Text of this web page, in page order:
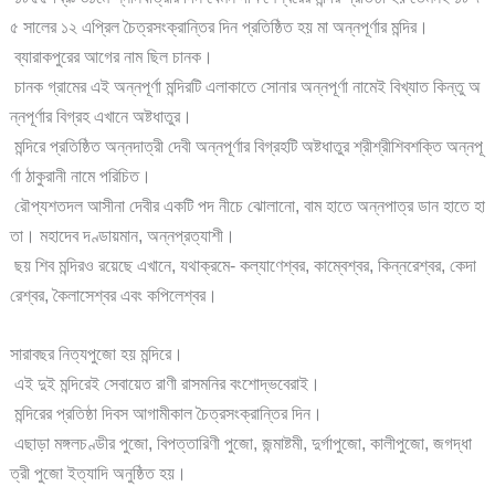
৫ সালের ১২ এপ্রিল চৈত্রসংক্রান্তির দিন প্রতিষ্ঠিত হয় মা অন্নপূর্ণার মন্দির।
ব্যারাকপুরের আগের নাম ছিল চানক।
চানক গ্রামের এই অন্নপূর্ণা মন্দিরটি এলাকাতে সোনার অন্নপূর্ণা নামেই বিখ্যাত কিন্তু অ
ন্নপূর্ণার বিগ্রহ এখানে অষ্টধাতুর।
মন্দিরে প্রতিষ্ঠিত অন্নদাত্রী দেবী অন্নপূর্ণার বিগ্রহটি অষ্টধাতুর শ্রীশ্রীশিবশক্তি অন্নপূ
র্ণা ঠাকুরানী নামে পরিচিত।
রৌপ্যশতদল আসীনা দেবীর একটি পদ নীচে ঝোলানো, বাম হাতে অন্নপাত্র ডান হাতে হা
তা। মহাদেব দণ্ডায়মান, অন্নপ্রত্যাশী।
ছয় শিব মন্দিরও রয়েছে এখানে, যথাক্রমে- কল্যাণেশ্বর, কাম্বেশ্বর, কিন্নরেশ্বর, কেদা
রেশ্বর, কৈলাসেশ্বর এবং কপিলেশ্বর।
সারাবছর নিত্যপুজো হয় মন্দিরে।
এই দুই মন্দিরেই সেবায়েত রাণী রাসমনির বংশোদ্ভবেরাই।
মন্দিরের প্রতিষ্ঠা দিবস আগামীকাল চৈত্রসংক্রান্তির দিন।
এছাড়া মঙ্গলচণ্ডীর পুজো, বিপত্তারিণী পুজো, জন্মাষ্টমী, দুর্গাপুজো, কালীপুজো, জগদ্ধা
ত্রী পুজো ইত্যাদি অনুষ্ঠিত হয়।